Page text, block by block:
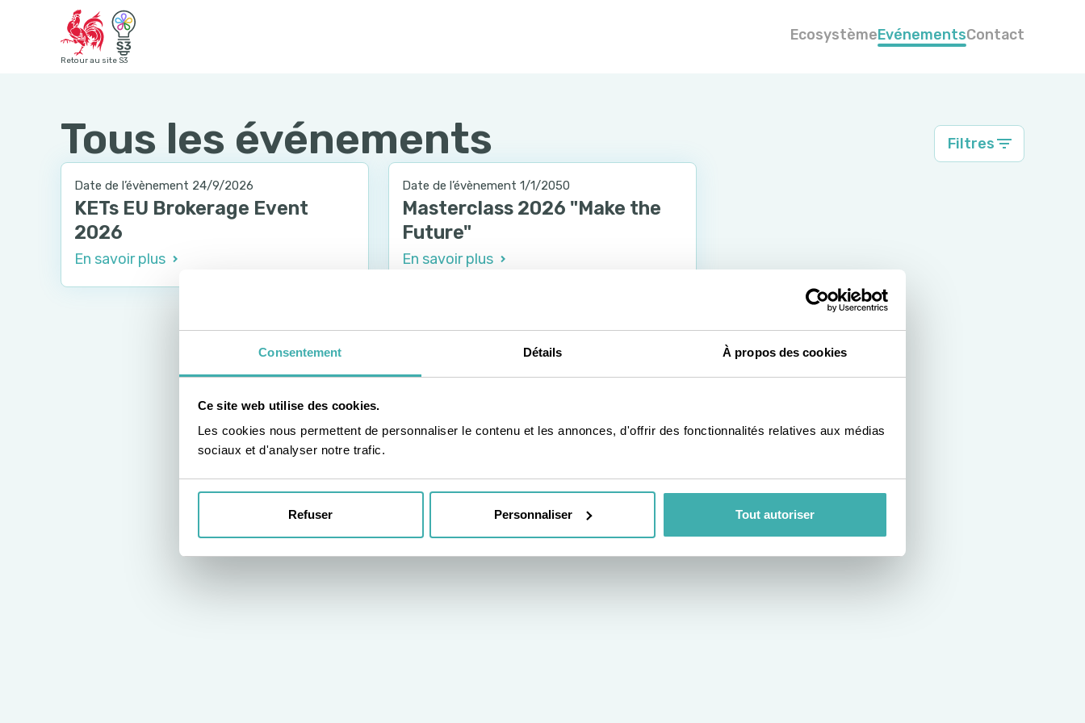
Consentement Détails À propos des cookies
Ce site web utilise des cookies.
Les cookies nous permettent de personnaliser le contenu et les annonces, d'offrir des fonctionnalités relatives aux médias
sociaux et d'analyser notre trafic.
Refuser Personnaliser Tout autoriser
Retour au site S3
EcosystèmeEvénementsContact
Tous les événements Filtres
Date de l’évènement 24/9/2026
KETs EU Brokerage Event
2026
En savoir plus
Date de l’évènement 1/1/2050
Masterclass 2026 "Make the
Future"
En savoir plus